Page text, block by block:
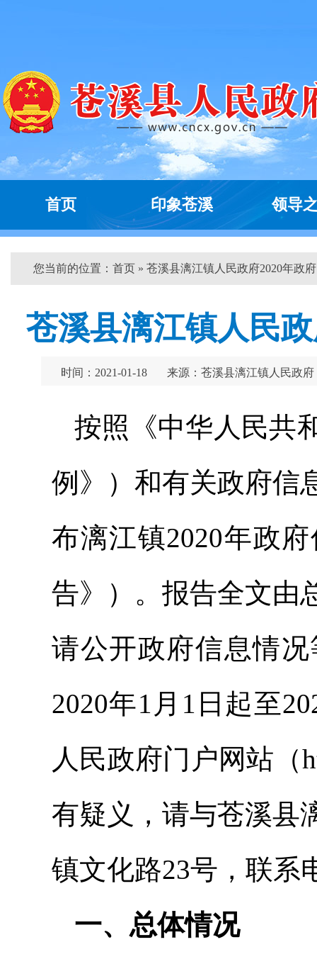
首页 印象苍溪 领导
您当前的位置： 首页 » 苍溪县漓江镇人民政府2020年政
苍溪县漓江镇人民
时间：2021-01-18 来源：苍溪县漓江镇人民政府
按照《中华人民共
例》）和有关政府信
布漓江镇2020年政
告》）。报告全文由
请公开政府信息情
2020年1月1日起至
人民政府门户网站（
有疑义，请与苍溪县
镇文化路23号，联系
一、总体情况